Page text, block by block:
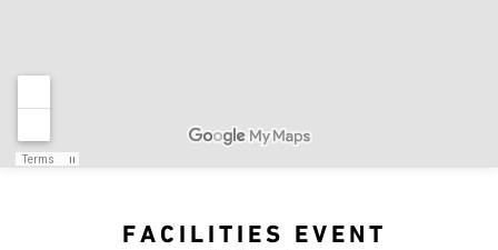
FACILITIES EVENT